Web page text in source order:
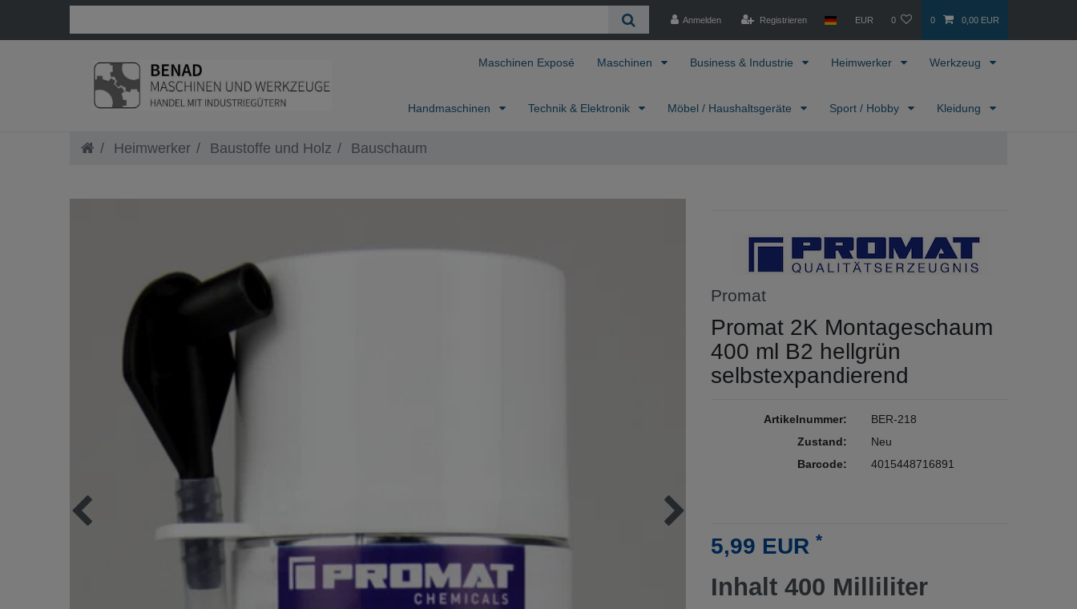
Anmelden Registrieren EUR 0 0 0,00 EUR
Maschinen Exposé Maschinen Business & Industrie Heimwerker Werkzeug
Handmaschinen Technik & Elektronik Möbel / Haushaltsgeräte Sport / Hobby Kleidung
Heimwerker Baustoffe und Holz Bauschaum
Promat
Promat 2K Montageschaum
400 ml B2 hellgrün
selbstexpandierend
Artikelnummer:
Zustand:
Barcode:
BER-218
Neu
4015448716891
5,99 EUR *
Inhalt 400 Milliliter